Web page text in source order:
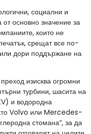
социални и
основно значение за
които не
срещат все по-
дори поддържане на
изисква огромни
турбини, шасита на
и водородна
Volvo или Mercedes-
стомана“, за да